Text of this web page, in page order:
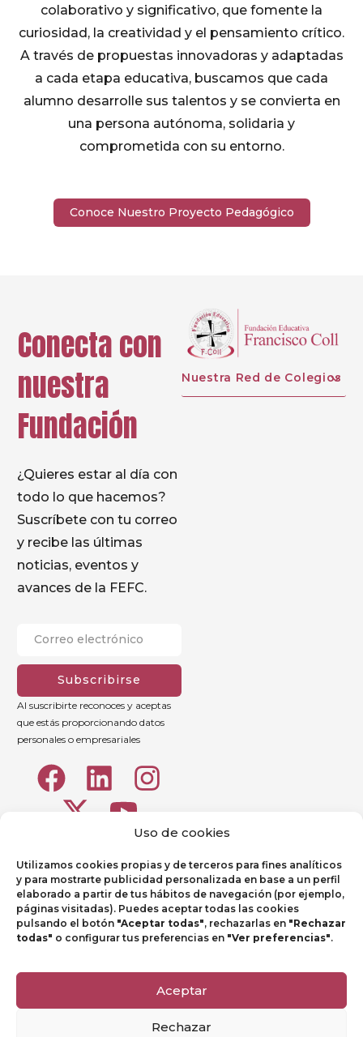
Uso de cookies
Utilizamos cookies propias y de terceros para fines analíticos
y para mostrarte publicidad personalizada en base a un perfil
elaborado a partir de tus hábitos de navegación (por ejemplo,
páginas visitadas). Puedes aceptar todas las cookies
pulsando el botón "Aceptar todas", rechazarlas en "Rechazar
todas" o configurar tus preferencias en "Ver preferencias".
Aceptar
Rechazar
colaborativo y significativo, que fomente la
curiosidad, la creatividad y el pensamiento crítico.
A través de propuestas innovadoras y adaptadas
a cada etapa educativa, buscamos que cada
alumno desarrolle sus talentos y se convierta en
una persona autónoma, solidaria y
comprometida con su entorno.
Conoce Nuestro Proyecto Pedagógico
Conecta con
nuestra
Fundación
¿Quieres estar al día con
todo lo que hacemos?
Suscríbete con tu correo
y recibe las últimas
noticias, eventos y
avances de la FEFC.
Subscribirse
Al suscribirte reconoces y aceptas
que estás proporcionando datos
personales o empresariales
Nuestra Red de Colegios
Aviso legal
Política de Privacidad
Política de Cookies